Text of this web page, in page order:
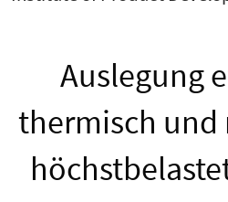
Auslegung
thermisch und